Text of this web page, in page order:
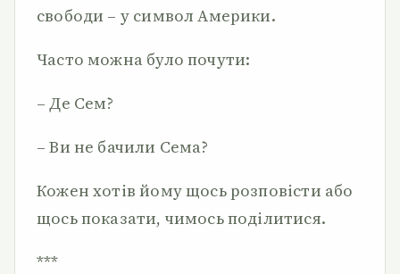
свободи – у символ Америки.
Часто можна було почути:
– Де Сем?
– Ви не бачили Сема?
Кожен хотів йому щось розповісти або
щось показати, чимось поділитися.
***